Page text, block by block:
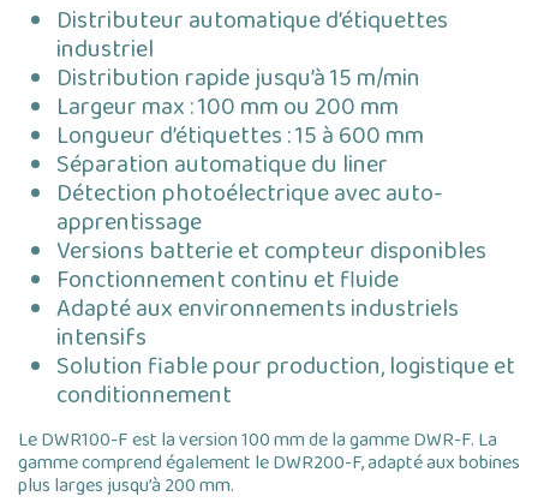
Distributeur automatique d’étiquettes
industriel
Distribution rapide jusqu’à 15 m/min
Largeur max : 100 mm ou 200 mm
Longueur d’étiquettes : 15 à 600 mm
Séparation automatique du liner
Détection photoélectrique avec auto-
apprentissage
Versions batterie et compteur disponibles
Fonctionnement continu et fluide
Adapté aux environnements industriels
intensifs
Solution fiable pour production, logistique et
conditionnement
Le DWR100-F est la version 100 mm de la gamme DWR-F. La
gamme comprend également le DWR200-F, adapté aux bobines
plus larges jusqu’à 200 mm.